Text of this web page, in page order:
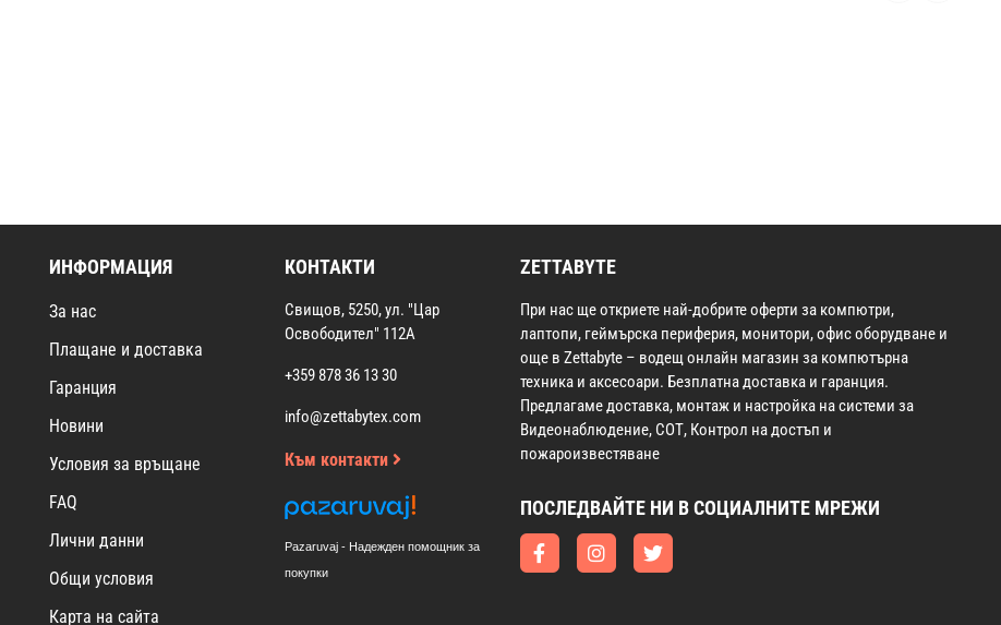
ИНФОРМАЦИЯ
За нас
Плащане и доставка
Гаранция
Новини
Условия за връщане
FAQ
Лични данни
Общи условия
Карта на сайта
КОНТАКТИ
Свищов, 5250, ул. "Цар
Освободител" 112А
+359 878 36 13 30
info@zettabytex.com
Към контакти
Pazaruvaj - Надежден помощник за
покупки
ZETTABYTE
При нас ще откриете най-добрите оферти за компютри,
лаптопи, геймърска периферия, монитори, офис оборудване и
още в Zettabyte – водещ онлайн магазин за компютърна
техника и аксесоари. Безплатна доставка и гаранция.
Предлагаме доставка, монтаж и настройка на системи за
Видеонаблюдение, СОТ, Контрол на достъп и
пожароизвестяване
ПОСЛЕДВАЙТЕ НИ В СОЦИАЛНИТЕ МРЕЖИ